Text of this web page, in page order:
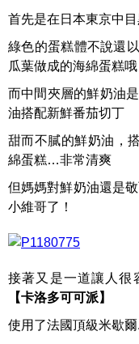
首先是在日本東京中
綠色的蛋糕體不說還
瓜葉做成的海綿蛋糕哦
而中間夾層的鮮奶油
油搭配新鮮番茄切丁
甜而不膩的鮮奶油，
綿蛋糕…非常清爽
但媽媽對鮮奶油還是
小維哥了！
接著又是一道讓人很
【卡洛多可可派】
使用了法國頂級米歇